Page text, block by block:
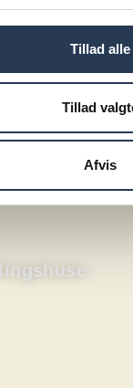
Tillad alle
Tillad
Afvis